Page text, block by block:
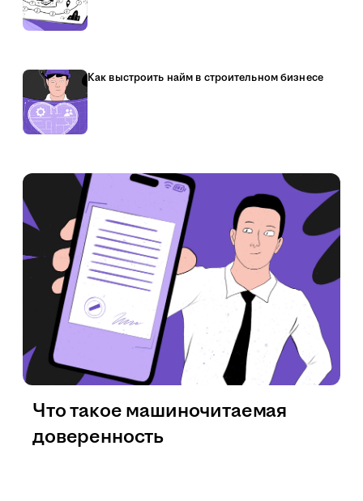
Как выстроить найм в строительном бизнесе
Что такое машиночитаемая
доверенность